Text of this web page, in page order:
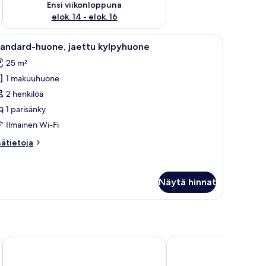
Ensi viikonloppuna
elok. 14 - elok. 16
tuoli ja televisio. Huone, jossa on sänky, tuoli ja ikkuna, jossa
13 huone, jaettu kylpyhuone
25 m²
1 makuuhuone
2 henkilöä
1 parisänky
Ilmainen Wi-Fi
Näytä hinnat
Garden Blue Hotel San Giorgio &